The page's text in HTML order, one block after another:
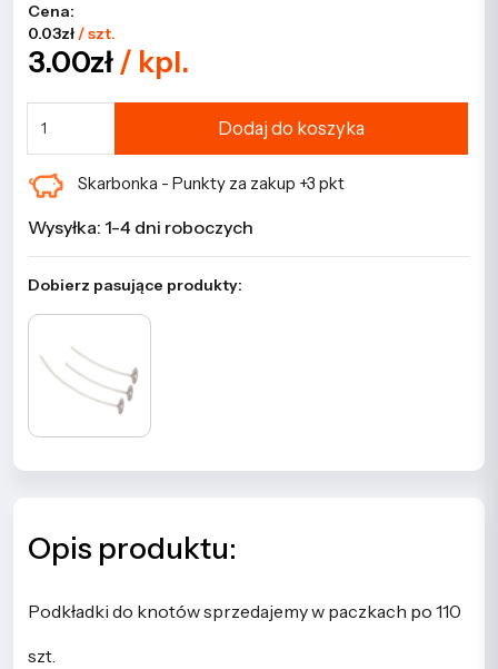
Cena:
0.03zł / szt.
3.00zł/ kpl.
Dodaj do koszyka
Skarbonka - Punkty za zakup +3 pkt
Wysyłka: 1-4 dni roboczych
Dobierz pasujące produkty:
Opis produktu:
Podkładki do knotów sprzedajemy w paczkach po 110
szt.